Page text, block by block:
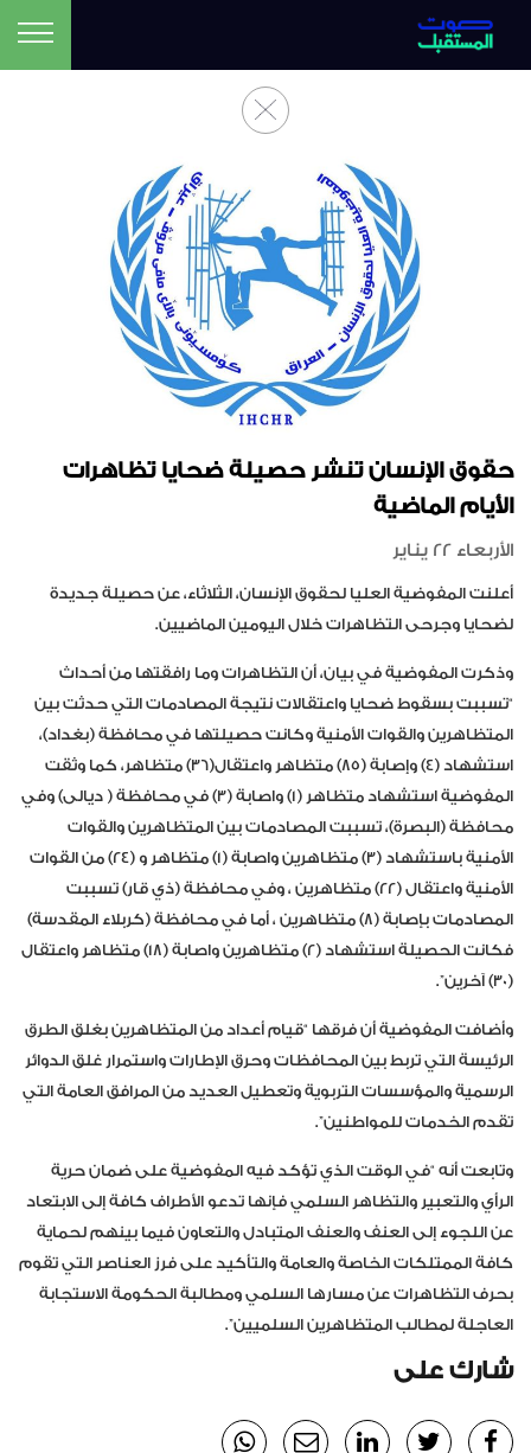
حقوق الإنسان تنشر حصيلة ضحايا تظاهرات
الأيام الماضية
الأربعاء 22 يناير
أعلنت المفوضية العليا لحقوق الإنسان، الثلاثاء، عن حصيلة جديدة
لضحايا وجرحى التظاهرات خلال اليومين الماضيين.
وذكرت المفوضية في بيان، أن التظاهرات وما رافقتها من أحداث
“تسببت بسقوط ضحايا واعتقالات نتيجة المصادمات التي حدثت بين
المتظاهرين والقوات الأمنية وكانت حصيلتها في محافظة (بغداد)،
استشهاد (4) وإصابة (85) متظاهر واعتقال(36) متظاهر، كما وثقت
المفوضية استشهاد متظاهر (1) واصابة (3) في محافظة ( ديالى) وفي
محافظة (البصرة)، تسببت المصادمات بين المتظاهرين والقوات
الأمنية باستشهاد (3) متظاهرين واصابة (1) متظاهر و (24) من القوات
الأمنية واعتقال (22) متظاهرين ، وفي محافظة (ذي قار) تسببت
المصادمات بإصابة (8) متظاهرين ، أما في محافظة (كربلاء المقدسة)
فكانت الحصيلة استشهاد (2) متظاهرين واصابة (18) متظاهر واعتقال
(30) آخرين”.
وأضافت المفوضية أن فرقها “قيام أعداد من المتظاهرين بغلق الطرق
الرئيسة التي تربط بين المحافظات وحرق الإطارات واستمرار غلق الدوائر
الرسمية والمؤسسات التربوية وتعطيل العديد من المرافق العامة التي
تقدم الخدمات للمواطنين”.
وتابعت أنه “في الوقت الذي تؤكد فيه المفوضية على ضمان حرية
الرأي والتعبير والتظاهر السلمي فإنها تدعو الأطراف كافة إلى الابتعاد
عن اللجوء إلى العنف والعنف المتبادل والتعاون فيما بينهم لحماية
كافة الممتلكات الخاصة والعامة والتأكيد على فرز العناصر التي تقوم
بحرف التظاهرات عن مسارها السلمي ومطالبة الحكومة الاستجابة
العاجلة لمطالب المتظاهرين السلميين”.
شارك على